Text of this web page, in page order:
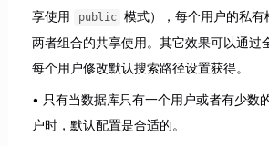
享使用
public
模式），每个用户的私有
两者组合的共享使用。其它效果可以通过
每个用户修改默认搜索路径设置获得。
只有当数据库只有一个用户或者有少数
户时，默认配置是合适的。